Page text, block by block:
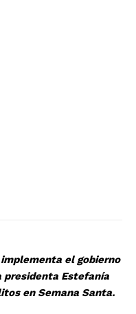
el gobierno
presidenta Estefanía
en Semana Santa.